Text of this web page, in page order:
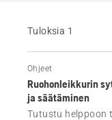
Tuloksia 1
Ohjeet
Ruohonleikkurin
ja säätäminen
Tutustu helppoon